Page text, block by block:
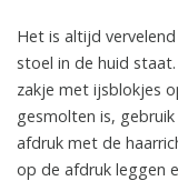
Het is altijd
stoel in de huid
zakje met ijsblokjes
gesmolten is,
afdruk met de
op de afdruk leggen